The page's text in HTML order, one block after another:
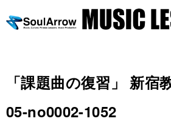
「課題曲の復習」 新宿
05-no0002-1052